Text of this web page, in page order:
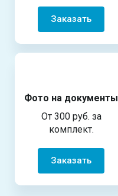
Заказать
Фото на документы
От 300 руб. за
комплект.
Заказать